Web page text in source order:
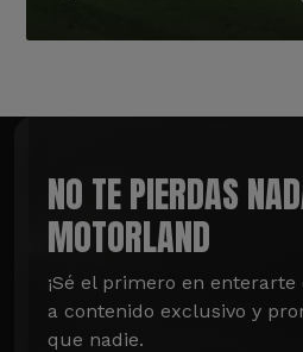
NO TE PIERDAS
MOTORLAND
¡Sé el primero en enterarte
a contenido exclusivo y
que nadie.